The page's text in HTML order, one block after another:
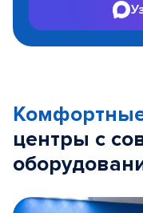
центры с